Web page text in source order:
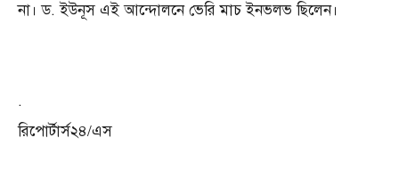
না। ড. ইউনূস এই আন্দোলনে ভেরি মাচ ইনভলভ ছিলেন।
.
রিপোর্টার্স২৪/এস